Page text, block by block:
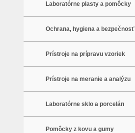
Laboratórne plasty a pomôcky
Ochrana, hygiena a bezpečnosť
Prístroje na prípravu vzoriek
Prístroje na meranie a analýzu
Laboratórne sklo a porcelán
Pomôcky z kovu a gumy